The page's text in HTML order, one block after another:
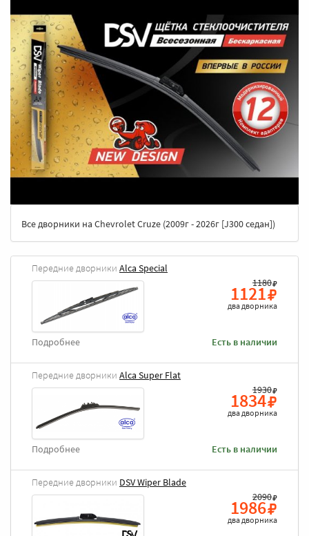
Все дворники на Chevrolet Cruze (2009г - 2026г [J300 седан])
Передние дворники Alca Special
1180
1121
два дворника
Есть в наличии
Подробнее
Передние дворники Alca Super Flat
1930
1834
два дворника
Есть в наличии
Подробнее
Передние дворники DSV Wiper Blade
2090
1986
два дворника